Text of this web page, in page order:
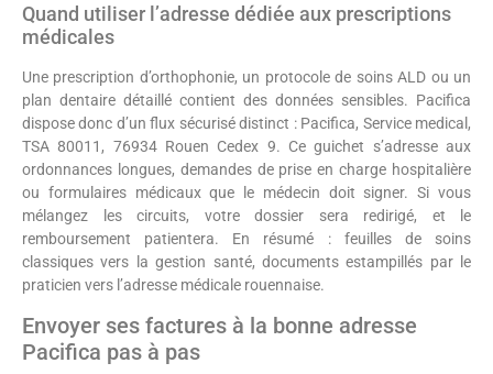
Quand utiliser l’adresse dédiée aux prescriptions
médicales
Une prescription d’orthophonie, un protocole de soins ALD ou un
plan dentaire détaillé contient des données sensibles. Pacifica
dispose donc d’un flux sécurisé distinct : Pacifica, Service medical,
TSA 80011, 76934 Rouen Cedex 9. Ce guichet s’adresse aux
ordonnances longues, demandes de prise en charge hospitalière
ou formulaires médicaux que le médecin doit signer. Si vous
mélangez les circuits, votre dossier sera redirigé, et le
remboursement patientera. En résumé : feuilles de soins
classiques vers la gestion santé, documents estampillés par le
praticien vers l’adresse médicale rouennaise.
Envoyer ses factures à la bonne adresse
Pacifica pas à pas